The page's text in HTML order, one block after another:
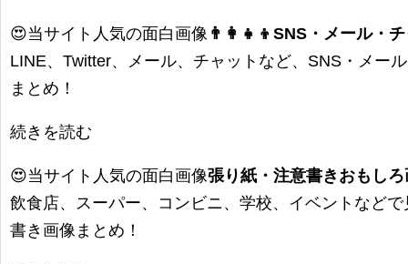
😍当サイト人気の面白画像 👨‍👩‍👧‍👦SNS・メール・
LINE、Twitter、メール、チャットなど、SNS・メー
まとめ！
続きを読む
😍当サイト人気の面白画像張り紙・注意書きおもし
飲食店、スーパー、コンビニ、学校、イベントなど
書き画像まとめ！